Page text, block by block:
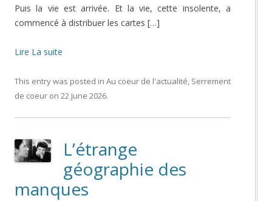
Puis la vie est arrivée. Et la vie, cette insolente, a
commencé à distribuer les cartes […]
Lire La suite
This entry was posted in Au coeur de l'actualité, Serrement
de coeur on 22 June 2026.
L’étrange
géographie des
manques